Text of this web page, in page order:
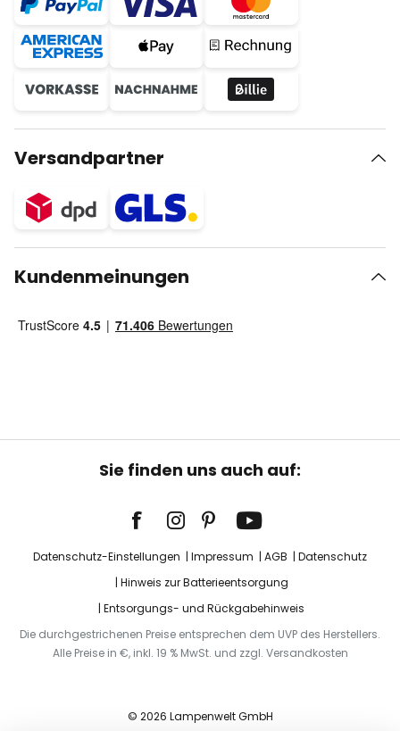
Versandpartner
Kundenmeinungen
Sie finden uns auch auf:
Datenschutz-Einstellungen Impressum AGB
Datenschutz
Hinweis zur Batterieentsorgung
Entsorgungs- und Rückgabehinweis
Die durchgestrichenen Preise entsprechen dem UVP des Herstellers.
Alle Preise in €, inkl. 19 % MwSt. und zzgl. Versandkosten
© 2026 Lampenwelt GmbH